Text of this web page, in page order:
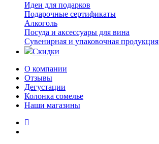
Идеи для подарков
Подарочные сертификаты
Алкоголь
Посуда и аксессуары для вина
Сувенирная и упаковочная продукция
Скидки
О компании
Отзывы
Дегустации
Колонка сомелье
Наши магазины